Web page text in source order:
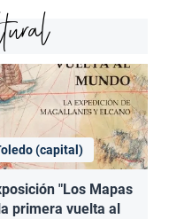
(capital)
"Los Mapas
primera vuelta al